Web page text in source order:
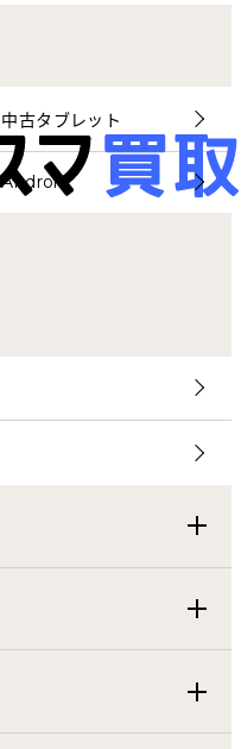
中古タブレット
Android